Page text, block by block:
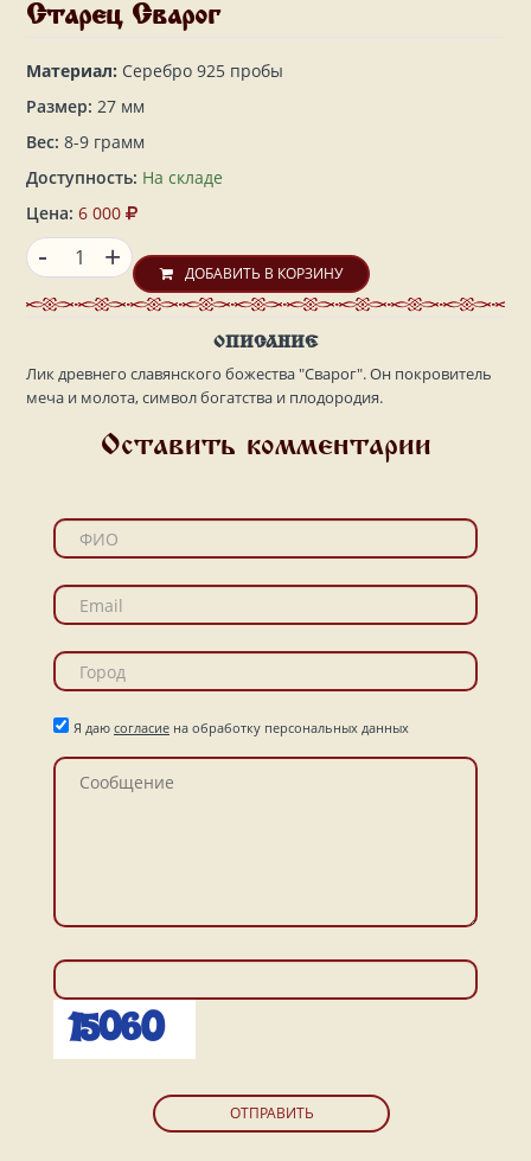
Старец Сварог
Материал: Серебро 925 пробы
Размер: 27 мм
Вес: 8-9 грамм
Доступность: На складе
Цена: 6 000
+
- ДОБАВИТЬ В КОРЗИНУ
ОПИСАНИЕ
Лик древнего славянского божества "Сварог". Он покровитель
меча и молота, символ богатства и плодородия.
Оставить комментарии
Я даю согласие на обработку персональных данных
ОТПРАВИТЬ